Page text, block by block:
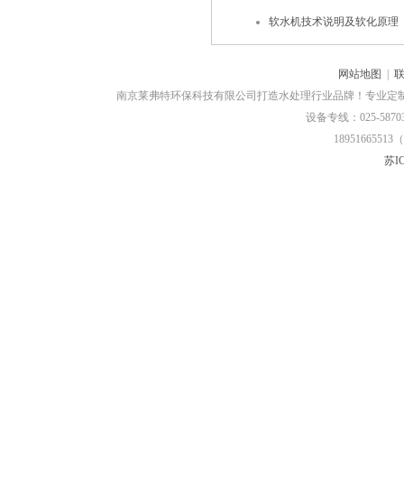
软水机技术说明及软化原理
网站地图
南京莱弗特环保科技有限公司打造水处理行业品牌！专业定
设备专线：025-
18951665513
苏